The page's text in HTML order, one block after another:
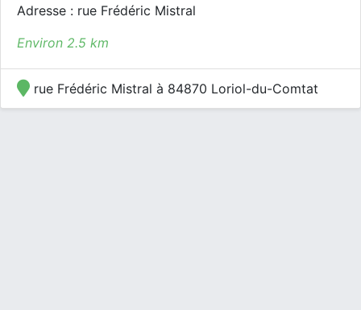
Adresse : rue Frédéric Mistral
Environ 2.5 km
rue Frédéric Mistral à 84870 Loriol-du-Comtat